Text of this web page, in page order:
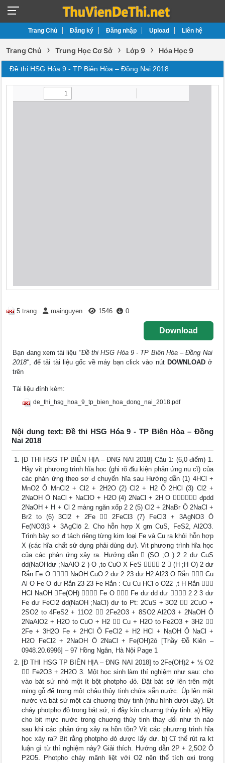
Trang Chủ Đăng ký Đăng nhập Upload Liên hệ
Trang Chủ › Trung Học Cơ Sở › Lớp 9 › Hóa Học 9
Đề thi HSG Hóa 9 - TP Biên Hòa – Đồng Nai 2018
5 trang mainguyen 1546 0
Download
Bạn đang xem tài liệu "Đề thi HSG Hóa 9 - TP Biên Hòa – Đồng Nai
2018", để tải tài liệu gốc về máy bạn click vào nút DOWNLOADở
trên
Tài liệu đính kèm:
de_thi_hsg_hoa_9_tp_bien_hoa_dong_nai_2018.pdf
Nội dung text: Đề thi HSG Hóa 9 - TP Biên Hòa – Đồng
Nai 2018
[Đ THI HSG TP BIÊN HỊA – ĐNG NAI 2018] Câu 1: (6,0 điểm) 1.
Hãy vit phương trình hĩa học (ghi rõ điu kiện phản ứng nu cĩ) của
các phản ứng theo sơ đ chuyển hĩa sau Hướng dẫn (1) 4HCl +
MnO2 Ō MnCl2 + Cl2 + 2H2O (2) Cl2 + H2 Ō 2HCl (3) Cl2 +
2NaOH Ō NaCl + NaClO + H2O (4) 2NaCl + 2H O  đpdd
2NaOH + H + Cl 2 màng ngăn xốp 2 2 (5) Cl2 + 2NaBr Ō 2NaCl +
Br2 to (6) 3Cl2 + 2Fe  2FeCl3 (7) FeCl3 + 3AgNO3 Ō
Fe(NO3)3 + 3AgClō 2. Cho hỗn hợp X gm CuS, FeS2, Al2O3.
Trình bày sơ đ tách riêng từng kim loại Fe và Cu ra khỏi hỗn hợp
X (các hĩa chất sử dụng phải dùng dư). Vit phương trình hĩa học
của các phản ứng xảy ra. Hướng dẫn  (SO ;O ) 2 2 dư CuS
dd(NaOHdư ;NaAlO 2 ) O ,to CuO X FeS  2  (H ;H O) 2 dư
Rắn Fe O  NaOH CuO 2 dư 2 23 dư H2 Al23 O Rắn  Cu
Al O Fe O dư Rắn 23 23 Fe Rắn : Cu Cu HCl o O22 ,t H Rắn 
HCl NaOH Fe(OH)  Fe O  Fe dư dd dư  2 2 3 dư
Fe dư FeCl2 dd(NaOH ;NaCl) dư to Pt: 2CuS + 3O2  2CuO +
2SO2 to 4FeS2 + 11O2  2Fe2O3 + 8SO2 Al2O3 + 2NaOH Ō
2NaAlO2 + H2O to CuO + H2  Cu + H2O to Fe2O3 + 3H2 
2Fe + 3H2O Fe + 2HCl Ō FeCl2 + H2 HCl + NaOH Ō NaCl +
H2O FeCl2 + 2NaOH Ō 2NaCl + Fe(OH)2ō [Thầy Đỗ Kiên –
0948.20.6996] – 97 Hồng Ngân, Hà Nội Page 1
[Đ THI HSG TP BIÊN HỊA – ĐNG NAI 2018] to 2Fe(OH)2 + ½ O2
 Fe2O3 + 2H2O 3. Một học sinh làm thí nghiệm như sau: cho
vào bát sứ nhỏ một ít bột photpho đỏ. Đặt bát sứ lên trên một
ming gỗ để trong một chậu thủy tinh chứa sẵn nước. Úp lên mặt
nước và bát sứ một cái chuơng thủy tinh (nhu hình dưới đây). Đt
cháy photpho đỏ trong bát sứ, ri đậy kín chuơng thủy tinh. a) Hãy
cho bit mực nước trong chuơng thủy tinh thay đổi như th nào
sau khi các phản ứng xảy ra hồn tồn? Vit các phương trình hĩa
học xảy ra? Bit rằng photpho đỏ được lấy dư. b) Cĩ thể rút ra kt
luận gì từ thí nghiệm này? Giải thích. Hướng dẫn 2P + 2,5O2 Ō
P2O5. Photpho cháy mãnh liệt với O2 nên thể tích oxi trong